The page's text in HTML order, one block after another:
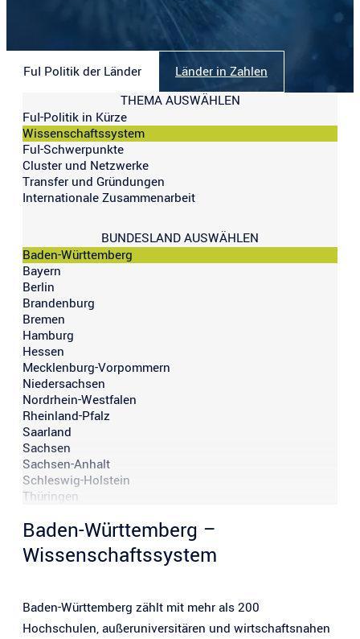
FuI Politik der Länder
Länder in Zahlen
THEMA AUSWÄHLEN
FuI-Politik in Kürze
Wissenschaftssystem
FuI-Schwerpunkte
Cluster und Netzwerke
Transfer und Gründungen
Internationale Zusammenarbeit
BUNDESLAND AUSWÄHLEN
Baden-Württemberg
Bayern
Berlin
Brandenburg
Bremen
Hamburg
Hessen
Mecklenburg-Vorpommern
Niedersachsen
Nordrhein-Westfalen
Rheinland-Pfalz
Saarland
Sachsen
Sachsen-Anhalt
Schleswig-Holstein
Thüringen
Baden-Württemberg –
Wissenschaftssystem
Baden-Württemberg zählt mit mehr als 200
Hochschulen, außeruniversitären und wirtschaftsnahen